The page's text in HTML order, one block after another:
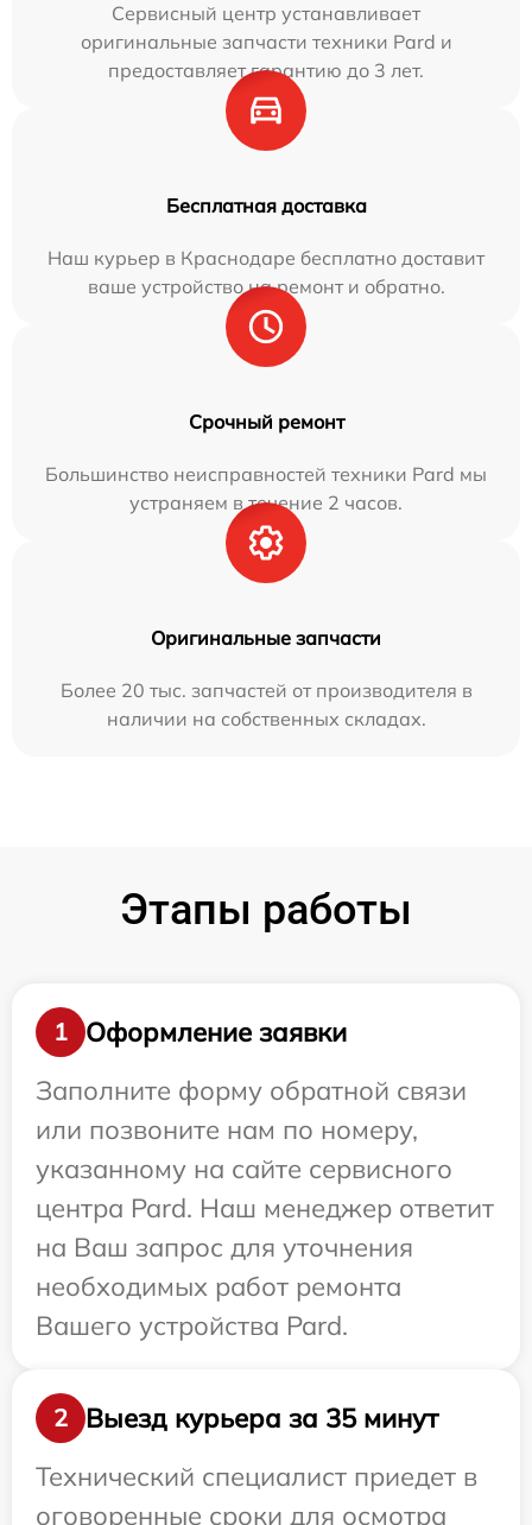
Сервисный центр устанавливает
оригинальные запчасти техники Pard и
предоставляет гарантию до 3 лет.
Бесплатная доставка
Наш курьер в Краснодаре бесплатно доставит
ваше устройство на ремонт и обратно.
Срочный ремонт
Большинство неисправностей техники Pard мы
устраняем в течение 2 часов.
Оригинальные запчасти
Более 20 тыс. запчастей от производителя в
наличии на собственных складах.
Этапы работы
1
Оформление заявки
Заполните форму обратной связи
или позвоните нам по номеру,
указанному на сайте сервисного
центра Pard. Наш менеджер ответит
на Ваш запрос для уточнения
необходимых работ ремонта
Вашего устройства Pard.
2
Выезд курьера за 35 минут
Технический специалист приедет в
оговоренные сроки для осмотра